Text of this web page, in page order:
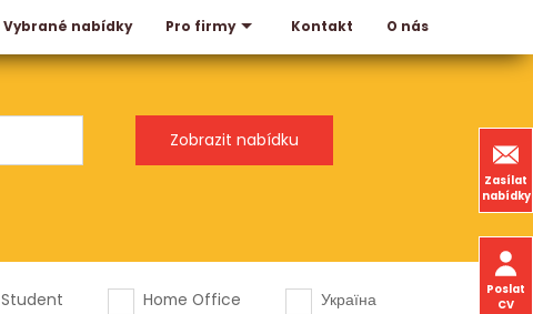
Vybrané nabídky Pro firmy Kontakt O nás
Zasílat
nabídky
Poslat
CV
Student Home Office
Україна